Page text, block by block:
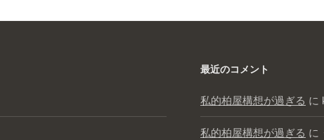
最近のコメント
私的柏屋構想が過ぎる に
私的柏屋構想が過ぎる に